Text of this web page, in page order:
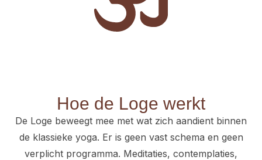
Hoe de Loge werkt
De Loge beweegt mee met wat zich aandient binnen
de klassieke yoga. Er is geen vast schema en geen
verplicht programma. Meditaties, contemplaties,